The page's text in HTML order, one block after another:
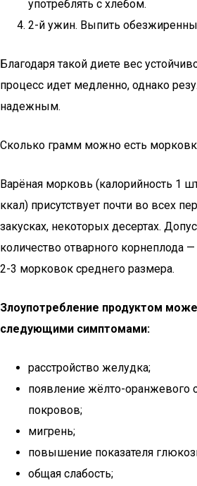
употреблять с хлебом.
2-й ужин. Выпить
Благодаря такой диете вес
процесс идет медленно, однако
надежным.
Сколько грамм можно есть
Варёная морковь (калорийность 1
ккал) присутствует почти во всех
закусках, некоторых десертах.
количество отварного корнеплода
2-3 морковок среднего размера.
Злоупотребление продуктом
следующими симптомами:
расстройство желудка;
появление жёлто-оранжевого
покровов;
мигрень;
повышение показателя
общая слабость;